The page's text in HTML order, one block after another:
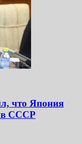
что Япония
СССР